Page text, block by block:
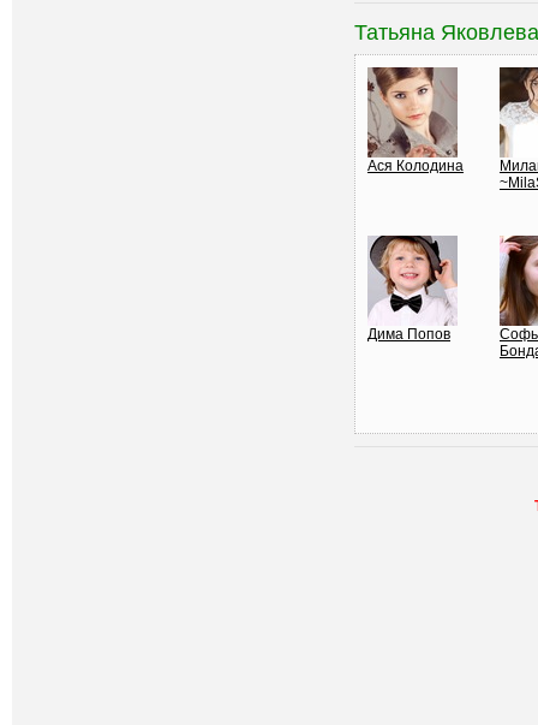
Татьяна Яковлева
Ася Колодина
Дима Попов